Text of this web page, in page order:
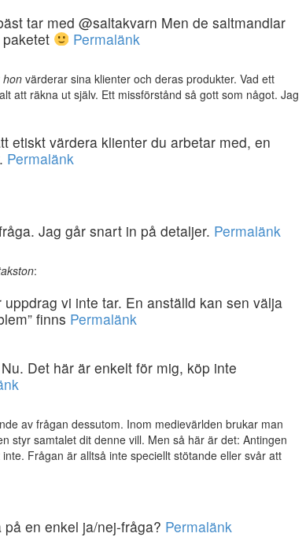
tar med @saltakvarn Men de saltmandlar
Permalänk
hon värderar sina klienter och deras produkter. Vad ett
att räkna ut själv. Ett missförstånd så gott som något. Jag
etiskt värdera klienter du arbetar med, en
Permalänk
Jag går snart in på detaljer. Permalänk
:
vi inte tar. En anställd kan sen välja
finns Permalänk
Det här är enkelt för mig, köp inte
av frågan dessutom. Inom medievärlden brukar man
styr samtalet dit denne vill. Men så här är det: Antingen
Frågan är alltså inte speciellt stötande eller svår att
en enkel ja/nej-fråga? Permalänk